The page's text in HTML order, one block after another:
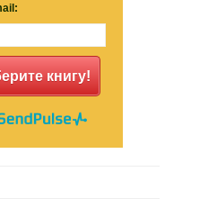
Заберите книгу!